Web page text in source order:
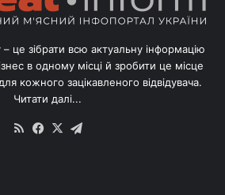
це зібрати всю актуальну інформацію
в одному місці й зробити це місце
кожного зацікавленого відвідувача.
Читати далі...
RSS Facebook
X